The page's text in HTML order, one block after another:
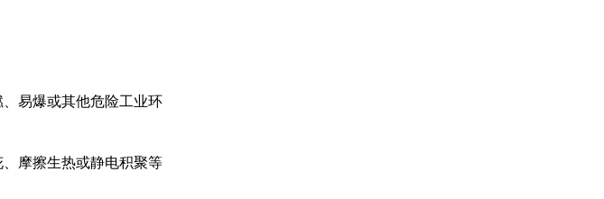
易爆或其他危险工业环
摩擦生热或静电积聚等